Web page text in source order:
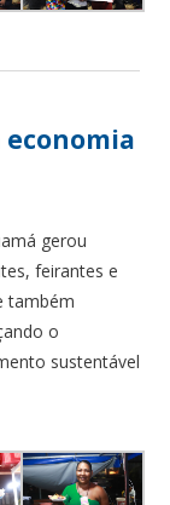
gerou
feirantes e
também
o
sustentável